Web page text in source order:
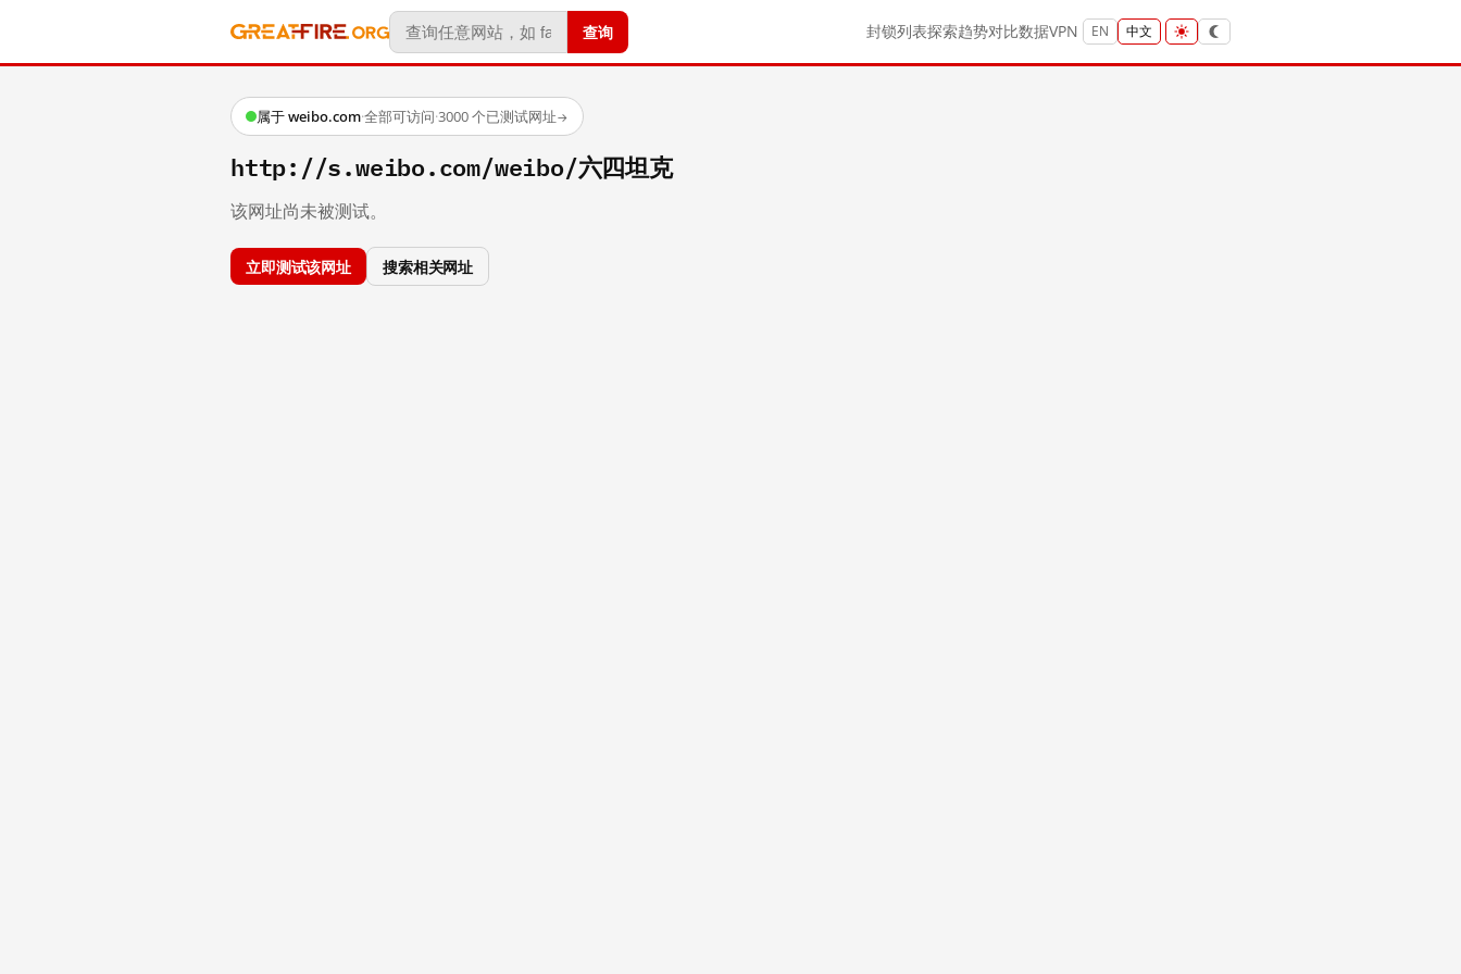
查询 封锁列表探索趋势对比数据VPN EN 中文
属于 weibo.com·全部可访问·3000 个已测试网址→
http://s.weibo.com/weibo/六四坦克
该网址尚未被测试。
立即测试该网址 搜索相关网址